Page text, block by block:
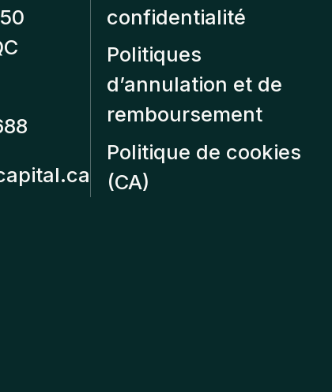
confidentialité
Politiques
d’annulation et de
remboursement
Politique de cookies
(CA)